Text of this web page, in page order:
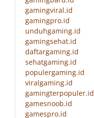
gamingviral.id
gamingpro.id
unduhgaming.id
gamingsehat.id
daftargaming.id
sehatgaming.id
populergaming.id
viralgaming.id
gamingterpopuler.id
gamesnoob.id
gamespro.id